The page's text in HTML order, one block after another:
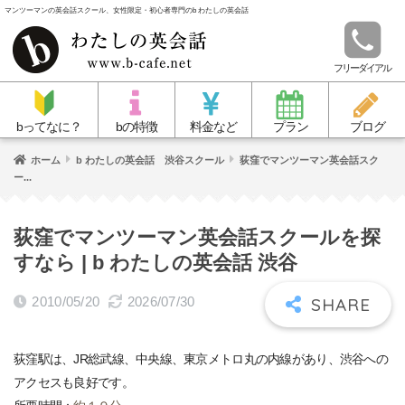
マンツーマンの英会話スクール、女性限定・初心者専門のb わたしの英会話
フリーダイアル
bってなに？ bの特徴 料金など プラン ブログ
ホーム b わたしの英会話 渋谷スクール
荻窪でマンツーマン英会話スク
ー...
荻窪でマンツーマン英会話スクールを探
すなら | b わたしの英会話 渋谷
2010/05/20 2026/07/30
荻窪駅は、JR総武線、中央線、東京メトロ丸の内線があり、渋谷への
アクセスも良好です。